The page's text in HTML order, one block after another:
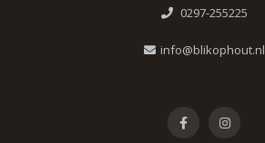
0297-255225
info@blikophout.nl